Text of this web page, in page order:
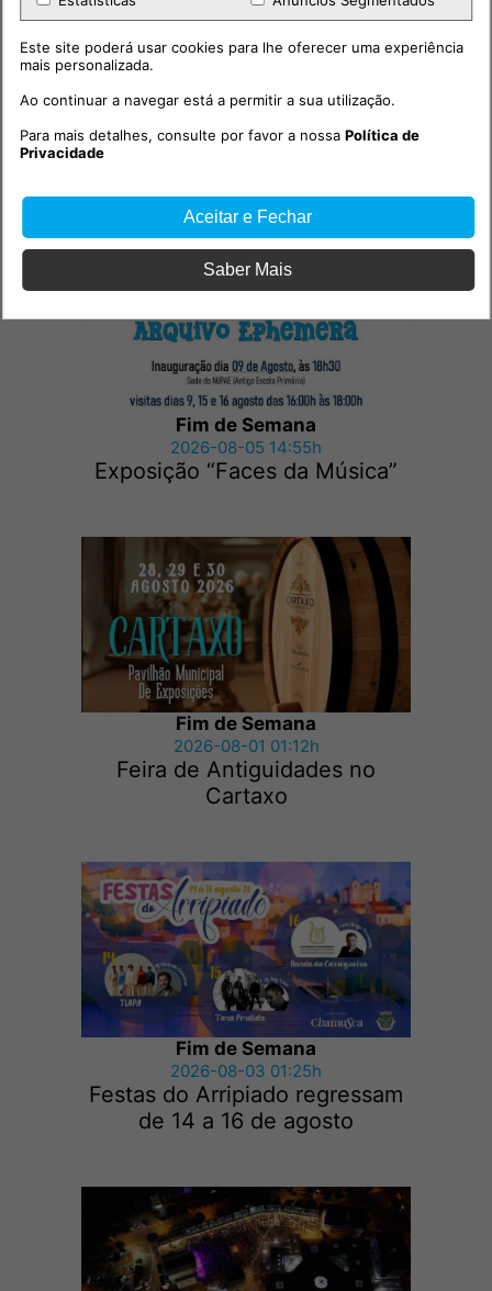
Fim de Semana
2026-08-05 14:55h
Exposição “Faces da Música”
Fim de Semana
2026-08-01 01:12h
Feira de Antiguidades no
Cartaxo
Fim de Semana
2026-08-03 01:25h
Festas do Arripiado regressam
de 14 a 16 de agosto
Este site poderá usar cookies para lhe oferecer uma experiência
mais personalizada.
Ao continuar a navegar está a permitir a sua utilização.
Para mais detalhes, consulte por favor a nossaPolítica de
Privacidade
Aceitar e Fechar
Saber Mais